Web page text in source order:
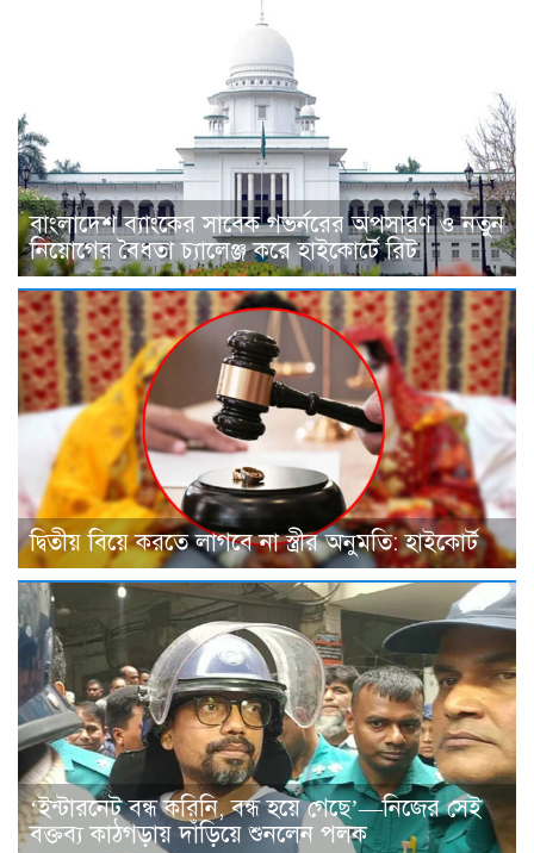
বাংলাদেশ ব্যাংকের সাবেক গভর্নরের অপসারণ ও নতুন
নিয়োগের বৈধতা চ্যালেঞ্জ করে হাইকোর্টে রিট
দ্বিতীয় বিয়ে করতে লাগবে না স্ত্রীর অনুমতি: হাইকোর্ট
‘ইন্টারনেট বন্ধ করিনি, বন্ধ হয়ে গেছে’—নিজের সেই
বক্তব্য কাঠগড়ায় দাঁড়িয়ে শুনলেন পলক